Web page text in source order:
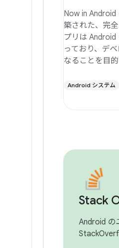
Now in
築された、完
プリは
っており、デ
なることを目
Android システム
Stack
Android の